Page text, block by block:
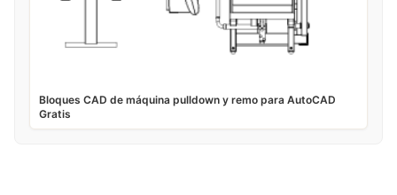
Bloques CAD de máquina pulldown y remo para AutoCAD
Gratis